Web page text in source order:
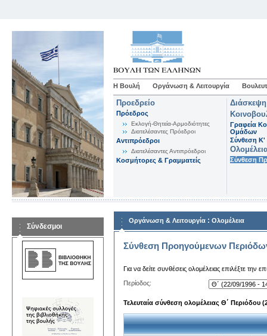
Η Βουλή Οργάνωση & Λειτουργία
Προεδρείο
Πρόεδρος
Εκλογή-Θητεία-Αρμοδιότητες
Διατελέσαντες Πρόεδροι
Αντιπρόεδροι
Διατελέσαντες Αντιπρόεδροι
Κοσμήτορες & Γραμματείς
Γραφεία
Ομάδων
Σύνθεση K'
Σύνθεση
Σύνδεσμοι
Οργάνωση & Λειτουργία : Ολομέλεια
Σύνθεση Προηγούμενων
Για να δείτε συνθέσεις ολομέλειας επιλέξτε την
Περίοδος:
Τελευταία σύνθεση ολομέλειας Θ΄ Περιόδου